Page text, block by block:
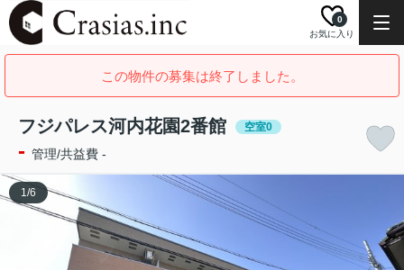
お気に入り
0
この物件の募集は終了しました。
フジパレス河内花園2番館 空室0
- 管理/共益費 -
1/6